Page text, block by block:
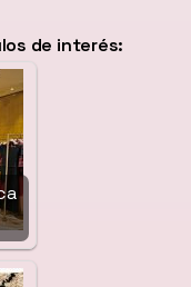
de interés: